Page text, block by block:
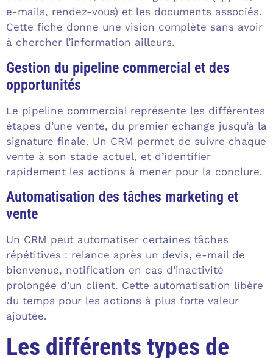
e-mails, rendez-vous) et les documents associés.
Cette fiche donne une vision complète sans avoir
à chercher l’information ailleurs.
Gestion du pipeline commercial et des
opportunités
Le pipeline commercial représente les différentes
étapes d’une vente, du premier échange jusqu’à la
signature finale. Un CRM permet de suivre chaque
vente à son stade actuel, et d’identifier
rapidement les actions à mener pour la conclure.
Automatisation des tâches marketing et
vente
Un CRM peut automatiser certaines tâches
répétitives : relance après un devis, e-mail de
bienvenue, notification en cas d’inactivité
prolongée d’un client. Cette automatisation libère
du temps pour les actions à plus forte valeur
ajoutée.
Les différents types de